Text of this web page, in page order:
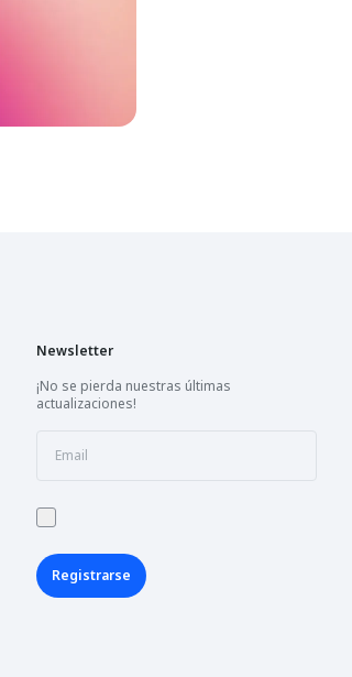
Newsletter
¡No se pierda nuestras últimas
actualizaciones!
Registrarse